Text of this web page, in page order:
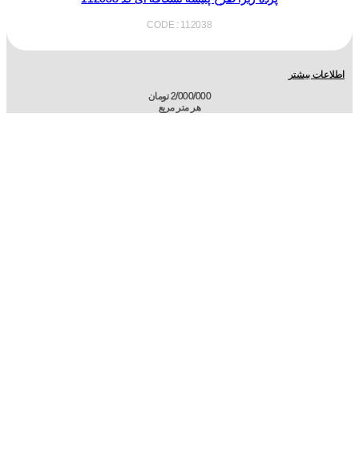
CODE : 112038
اطلاعات بیشتر
2/000/000تومان
هر متر مربع